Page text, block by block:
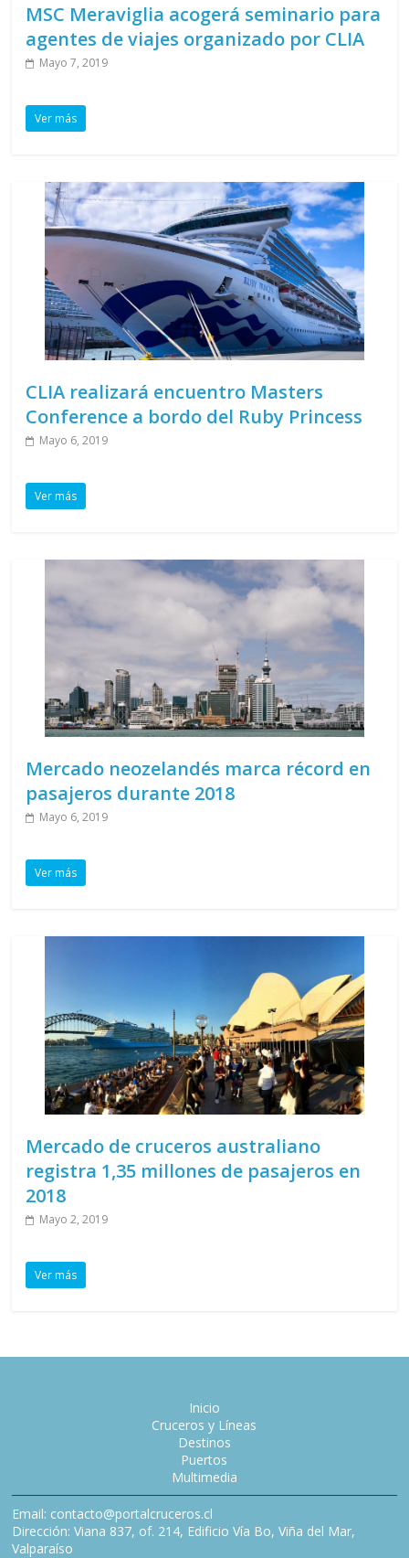
MSC Meraviglia acogerá seminario para
agentes de viajes organizado por CLIA
Mayo 7, 2019
Ver más
CLIA realizará encuentro Masters
Conference a bordo del Ruby Princess
Mayo 6, 2019
Ver más
Mercado neozelandés marca récord en
pasajeros durante 2018
Mayo 6, 2019
Ver más
Mercado de cruceros australiano
registra 1,35 millones de pasajeros en
2018
Mayo 2, 2019
Ver más
Inicio
Cruceros y Líneas
Destinos
Puertos
Multimedia
Email: contacto@portalcruceros.cl
Dirección: Viana 837, of. 214, Edificio Vía Bo, Viña del Mar,
Valparaíso